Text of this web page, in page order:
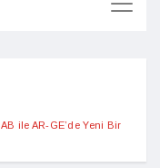
ile AR-GE’de Yeni Bir